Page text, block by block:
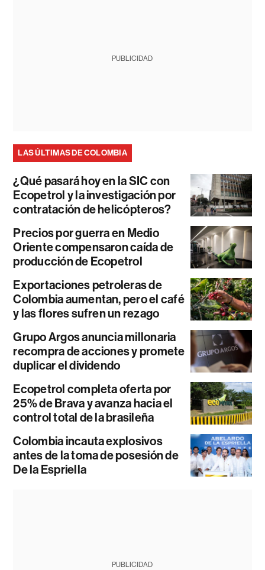
PUBLICIDAD
LAS ÚLTIMAS DE COLOMBIA
¿Qué pasará hoy en la SIC con
Ecopetrol y la investigación por
contratación de helicópteros?
Precios por guerra en Medio
Oriente compensaron caída de
producción de Ecopetrol
Exportaciones petroleras de
Colombia aumentan, pero el café
y las flores sufren un rezago
Grupo Argos anuncia millonaria
recompra de acciones y promete
duplicar el dividendo
Ecopetrol completa oferta por
25% de Brava y avanza hacia el
control total de la brasileña
Colombia incauta explosivos
antes de la toma de posesión de
De la Espriella
PUBLICIDAD